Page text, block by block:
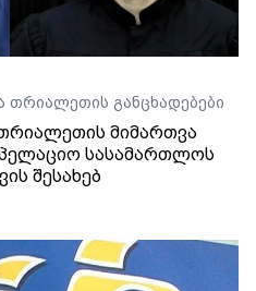
თრიალეთის განცხადებები
მიმართვა
სასამართლოს
შესახებ